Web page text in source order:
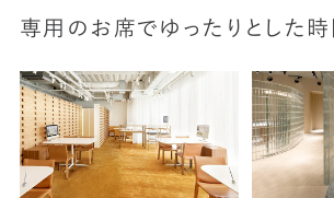
専用のお席でゆったりとした時